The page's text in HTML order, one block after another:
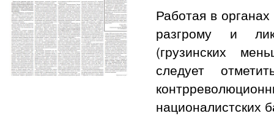
Работая в
разгрому и
(грузинских
следует
националистских